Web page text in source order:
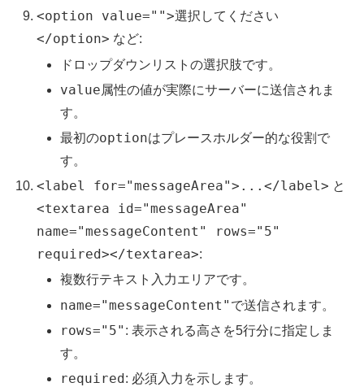
<option value="">選択してください
</option> など:
ドロップダウンリストの選択肢です。
value属性の値が実際にサーバーに送信されま
す。
最初のoptionはプレースホルダー的な役割で
す。
<label for="messageArea">...</label> と
<textarea id="messageArea"
name="messageContent" rows="5"
required></textarea>:
複数行テキスト入力エリアです。
name="messageContent" で送信されます。
rows="5" : 表示される高さを5行分に指定しま
す。
required: 必須入力を示します。